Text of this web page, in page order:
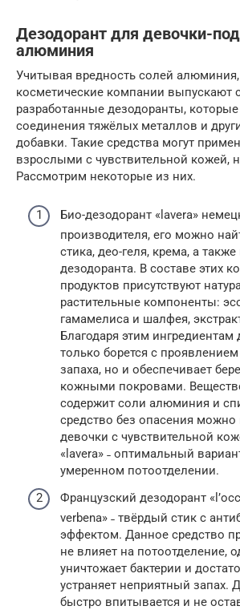
Дезодорант для девочки-
алюминия
Учитывая вредность солей
косметические компании выпускают
разработанные дезодоранты,
соединения тяжёлых металлов и
добавки. Такие средства могут
взрослыми с чувствительной кожей,
Рассмотрим некоторые из них.
Био-дезодорант «lavera»
производителя, его можно
стика, део-геля, крема, а
дезодоранта. В составе этих
продуктов присутствуют
растительные компоненты:
гамамелиса и шалфея,
Благодаря этим ингредиентам
только борется с проявлением
запаха, но и обеспечивает
кожными покровами.
содержит соли алюминия и
средство без опасения можно
девочки с чувствительной
«lavera» ˗ оптимальный
умеренном потоотделении.
Французский дезодорант
verbena» ˗ твёрдый стик с
эффектом. Данное средство
не влияет на потоотделение,
уничтожает бактерии и
устраняет неприятный запах.
быстро впитывается и не